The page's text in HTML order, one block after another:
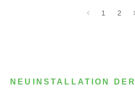
1 2
NEUINSTALLATION DER